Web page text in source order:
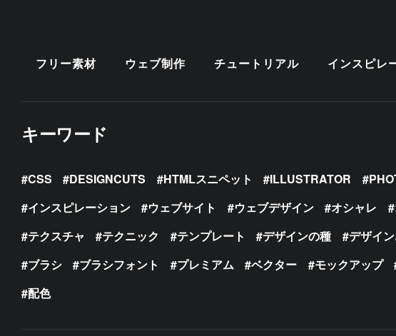
フリー素材 ウェブ制作 チュートリアル インスピレ
キーワード
CSS DESIGNCUTS HTMLスニペット ILLUSTRATOR
インスピレーション
ウェブサイト ウェブデザイン オシャレ
テクスチャ
テクニック テンプレート デザインの種 デザイ
ブラシ
ブラシフォント プレミアム ベクター モックアップ
配色